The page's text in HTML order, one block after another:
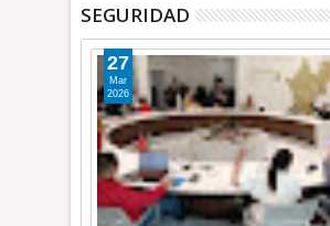
SEGURIDAD
27
Mar
2026